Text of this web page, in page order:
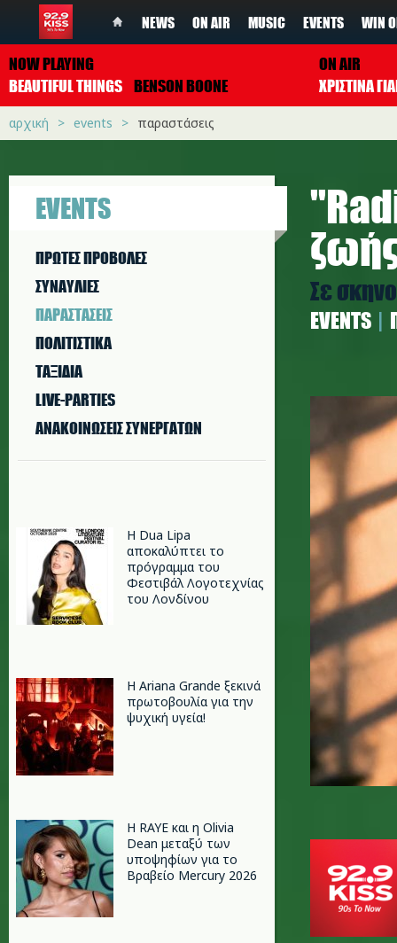
NEWS ON AIR MUSIC EVENTS WIN
NOW PLAYING
BEAUTIFUL THINGS BENSON BOONE
ON AIR
ΧΡΙΣΤΙΝΑ
αρχική events παραστάσεις
EVENTS
ΠΡΩΤΕΣ ΠΡΟΒΟΛΕΣ
ΣΥΝΑΥΛΙΕΣ
ΠΑΡΑΣΤAΣΕΙΣ
ΠΟΛΙΤΙΣΤΙΚA
ΤΑΞΙΔΙΑ
LIVE-PARTIES
ΑΝΑΚΟΙΝΩΣΕΙΣ ΣΥΝΕΡΓΑΤΩΝ
Η Dua Lipa
αποκαλύπτει το
πρόγραμμα του
Φεστιβάλ Λογοτεχνίας
του Λονδίνου
Η Ariana Grande ξεκινά
πρωτοβουλία για την
ψυχική υγεία!
Η RAYE και η Olivia
Dean μεταξύ των
υποψηφίων για το
Βραβείο Mercury 2026
Σε
EVENTS
Radio 1